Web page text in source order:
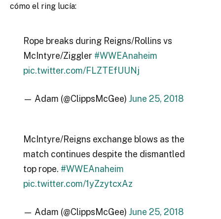
cómo el ring lucía:
Rope breaks during Reigns/Rollins vs
McIntyre/Ziggler #WWEAnaheim
pic.twitter.com/FLZTEfUUNj
— Adam (@ClippsMcGee) June 25, 2018
McIntyre/Reigns exchange blows as the
match continues despite the dismantled
top rope. #WWEAnaheim
pic.twitter.com/1yZzytcxAz
— Adam (@ClippsMcGee) June 25, 2018